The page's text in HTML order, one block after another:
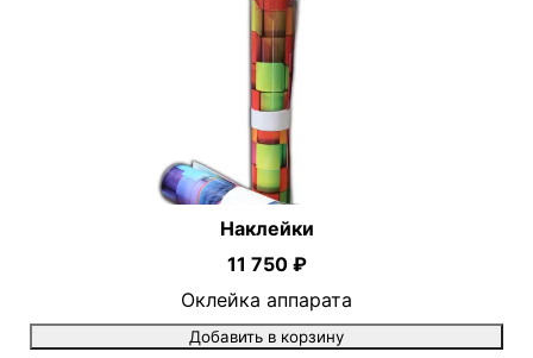
Наклейки
11 750 ₽
Оклейка аппарата
Добавить в корзину